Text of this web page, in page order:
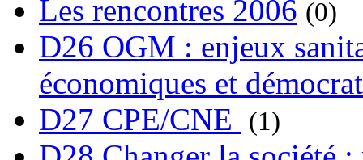
Les rencontres 2006 (0)
D26 OGM : enjeux
économiques et
D27 CPE/CNE
(1)